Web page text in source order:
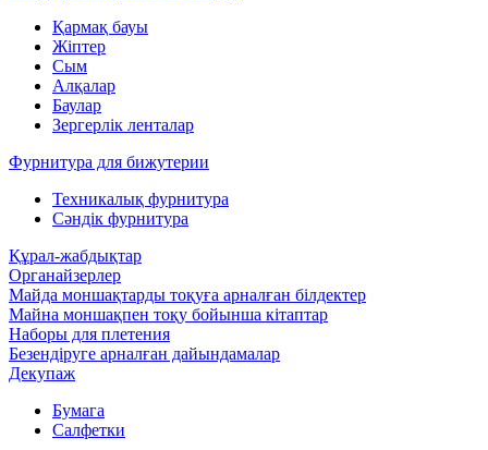
Қармақ бауы
Жіптер
Сым
Алқалар
Баулар
Зергерлік ленталар
Фурнитура для бижутерии
Техникалық фурнитура
Сәндік фурнитура
Құрал-жабдықтар
Органайзерлер
Майда моншақтарды тоқуға арналған білдектер
Майна моншақпен тоқу бойынша кітаптар
Наборы для плетения
Безендіруге арналған дайындамалар
Декупаж
Бумага
Салфетки